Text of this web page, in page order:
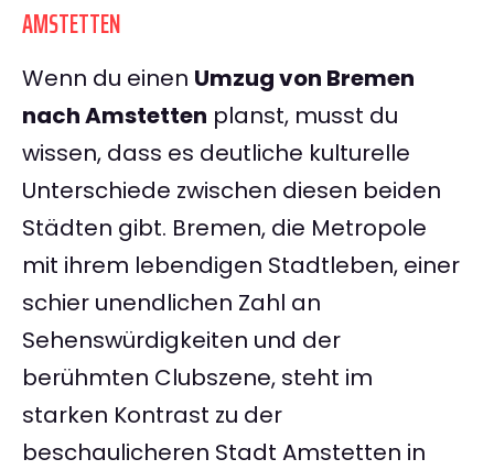
AMSTETTEN
Wenn du einen Umzug von Bremen
nach Amstetten planst, musst du
wissen, dass es deutliche kulturelle
Unterschiede zwischen diesen beiden
Städten gibt. Bremen, die Metropole
mit ihrem lebendigen Stadtleben, einer
schier unendlichen Zahl an
Sehenswürdigkeiten und der
berühmten Clubszene, steht im
starken Kontrast zu der
beschaulicheren Stadt Amstetten in